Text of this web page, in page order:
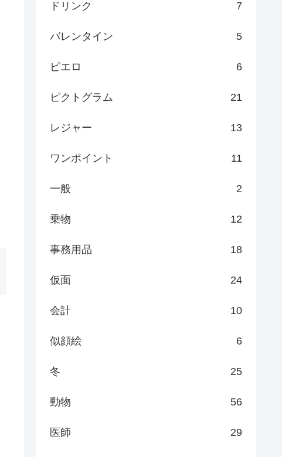
ドリンク 7
バレンタイン 5
ピエロ 6
ピクトグラム 21
レジャー 13
ワンポイント 11
一般 2
乗物 12
事務用品 18
仮面 24
会計 10
似顔絵 6
冬 25
動物 56
医師 29